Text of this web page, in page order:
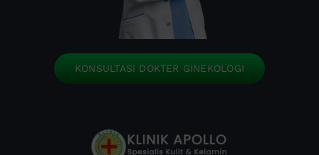
KONSULTASI DOKTER GINEKOLOGI